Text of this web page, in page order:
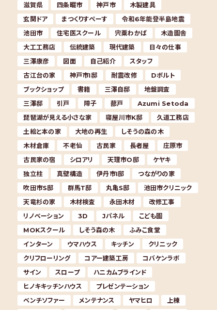
滋賀県
四条畷市 神戸市
木製建具
玄関ドア
まつくりすぺーす
令和6年能登半島地震
池田市
住宅医スクール 宍粟わかば
木造園舎
大工工務店
伝統建築 現代建築
日々の仕事
三澤康彦
図面 自己紹介
スタッフ
古江台の家
神戸市I邸 耐震改修
Dボルト
ブックショップ
書籍 三澤自邸
地盤調査
三澤邸
引戸 障子 蔀戸
Azumi Setoda
琵琶湖が見える小さな家
寝屋川市K邸
久道工務店
土絵と本の家
大地の再生
しそうの森の木
木材倉庫
不老仙 古民家 長者屋
庄原市
古民家の宿
シロアリ 天理市O邸
ケヤキ
独立柱
真壁構造 伊丹市I邸
つながりの家
吹田市S邸
群馬T邸 丸亀S邸
池田市クリニック
天竜杉の家
木材検査 永田木材
改修工事
リノベーション
3D Jパネル
こども園
MOKスクール
しそう森の木
ふみこ食堂
インターン
ウマハウス キッチン
クリニック
クリフローリング
コアー建築工房
コバケンラボ
サイン
スロープ
ハニカムブラインド
ヒノキキッチンハウス
プレゼンテーション
ベンチソファー
メンテナンス ヤマヒロ
上棟